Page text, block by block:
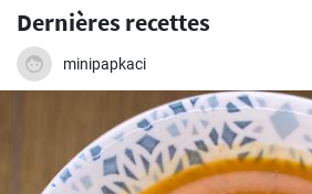
Dernières recettes
minipapkaci